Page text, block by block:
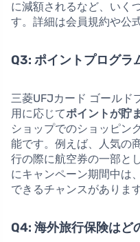
に減額されるなど、いく
す。詳細は会員規約や公
Q3: ポイントプログラ
三菱UFJカード ゴールド
用に応じてポイントが貯
ショップでのショッピン
能です。例えば、人気の
行の際に航空券の一部と
にキャンペーン期間中は
できるチャンスがあります
Q4: 海外旅行保険はど